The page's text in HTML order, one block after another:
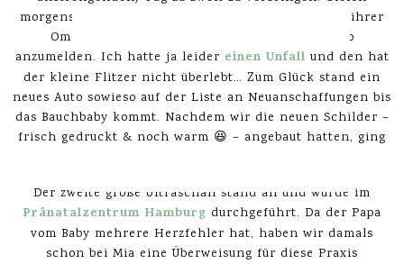
morgens nach dem Frühstück brachten wir Mia zu ihrer
Oma, um danach direkt noch unser neues Auto
anzumelden. Ich hatte ja leider einen Unfall und den hat
der kleine Flitzer nicht überlebt… Zum Glück stand ein
neues Auto sowieso auf der Liste an Neuanschaffungen bis
das Bauchbaby kommt. Nachdem wir die neuen Schilder –
frisch gedruckt & noch warm 😆 – angebaut hatten, ging
Der zweite große Ultraschall stand an und wurde im
Pränatalzentrum Hamburg durchgeführt. Da der Papa
vom Baby mehrere Herzfehler hat, haben wir damals
schon bei Mia eine Überweisung für diese Praxis